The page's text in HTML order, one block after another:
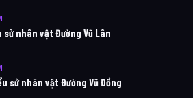
nhân vật Đường Vũ Lân
sử nhân vật Đường Vũ Đồng